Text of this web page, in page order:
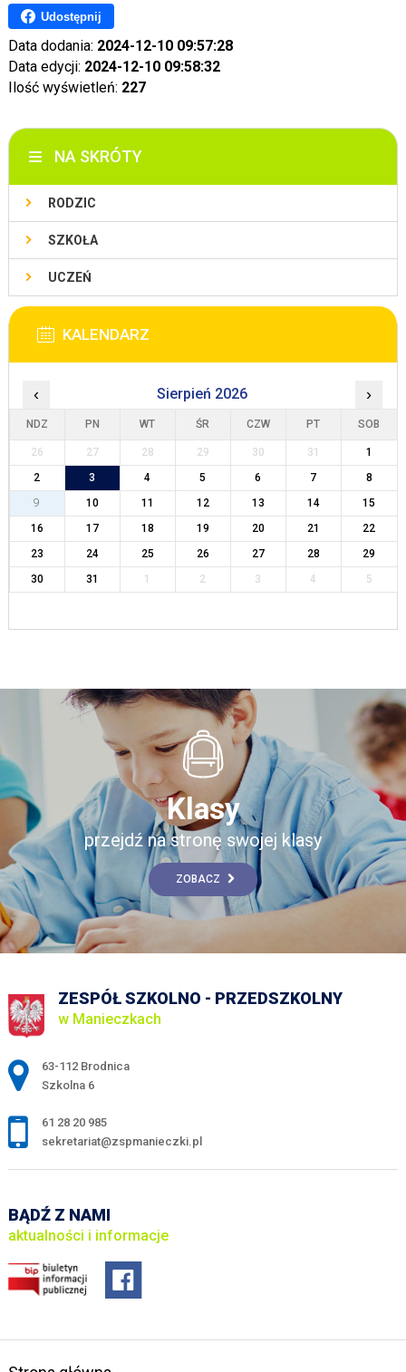
Udostępnij
Data dodania: 2024-12-10 09:57:28
Data edycji: 2024-12-10 09:58:32
Ilość wyświetleń: 227
NA SKRÓTY
RODZIC
SZKOŁA
UCZEŃ
KALENDARZ
‹ Sierpień 2026 ›
NDZ PN WT ŚR CZW PT SOB
26 27 28 29 30 31
1
2
3 4 5 6 7
8
9
10 11 12 13 14
15
16
17 18 19 20 21
22
23
24 25 26 27 28
29
30
31 1 2 3 4 5
Klasy
przejdź na stronę swojej klasy
ZOBACZ
ZESPÓŁ SZKOLNO - PRZEDSZKOLNY
w Manieczkach
Adres pocztowy:
63-112 Brodnica
Szkolna 6
61 28 20 985
sekretariat@zspmanieczki.pl
BĄDŹ Z NAMI
aktualności i informacje